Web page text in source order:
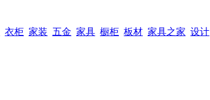
衣柜 家装 五金 家具 橱柜 板材 家具之家 设计